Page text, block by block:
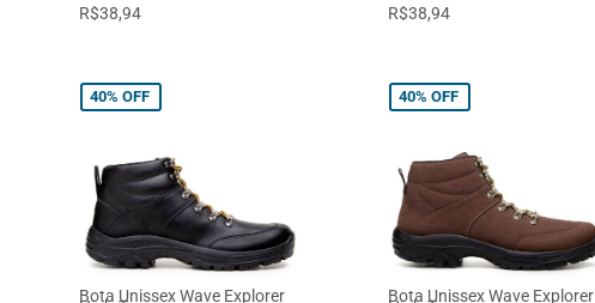
R$38,94
R$38,94
40% OFF
Bota Unissex Wave Explorer
40% OFF
Bota Unissex Wave Explorer